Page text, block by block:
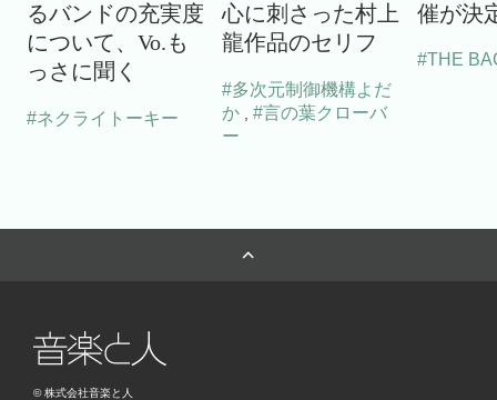
るバンドの充実度
について、Vo.も
っさに聞く
#ネクライトーキー
心に刺さった村上
龍作品のセリフ
#多次元制御機構よだ
か
#言の葉クローバ
ー
催が決
#THE
© 株式会社音楽と人